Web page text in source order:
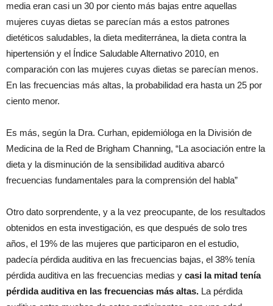
media eran casi un 30 por ciento más bajas entre aquellas
mujeres cuyas dietas se parecían más a estos patrones
dietéticos saludables, la dieta mediterránea, la dieta contra la
hipertensión y el Índice Saludable Alternativo 2010, en
comparación con las mujeres cuyas dietas se parecían menos.
En las frecuencias más altas, la probabilidad era hasta un 25 por
ciento menor.
Es más, según la Dra. Curhan, epidemióloga en la División de
Medicina de la Red de Brigham Channing, “La asociación entre la
dieta y la disminución de la sensibilidad auditiva abarcó
frecuencias fundamentales para la comprensión del habla”
Otro dato sorprendente, y a la vez preocupante, de los resultados
obtenidos en esta investigación, es que después de solo tres
años, el 19% de las mujeres que participaron en el estudio,
padecía pérdida auditiva en las frecuencias bajas, el 38% tenía
pérdida auditiva en las frecuencias medias y casi la mitad tenía
pérdida auditiva en las frecuencias más altas. La pérdida